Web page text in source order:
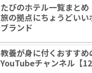
たびのホテル一覧まとめ
旅の拠点にちょうどいい
ブランド
教養が身に付くおすすめ
YouTubeチャンネル【12